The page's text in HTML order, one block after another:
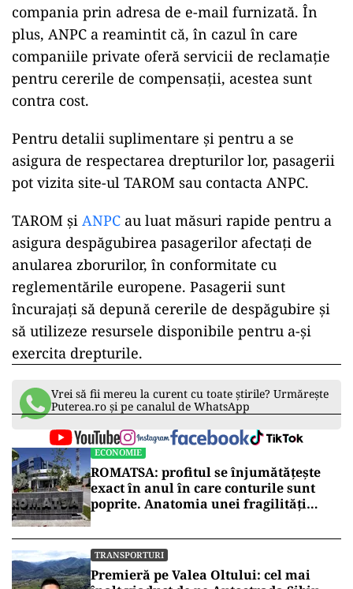
compania prin adresa de e-mail furnizată. În
plus, ANPC a reamintit că, în cazul în care
companiile private oferă servicii de reclamație
pentru cererile de compensații, acestea sunt
contra cost.
Pentru detalii suplimentare și pentru a se
asigura de respectarea drepturilor lor, pasagerii
pot vizita site-ul TAROM sau contacta ANPC.
TAROM și ANPC au luat măsuri rapide pentru a
asigura despăgubirea pasagerilor afectați de
anularea zborurilor, în conformitate cu
reglementările europene. Pasagerii sunt
încurajați să depună cererile de despăgubire și
să utilizeze resursele disponibile pentru a-și
exercita drepturile.
Vrei să fii mereu la curent cu toate știrile? Urmărește
Puterea.ro și pe canalul de WhatsApp
ECONOMIE
ROMATSA: profitul se înjumătățește
exact în anul în care conturile sunt
poprite. Anatomia unei fragilități
TRANSPORTURI
Premieră pe Valea Oltului: cel mai